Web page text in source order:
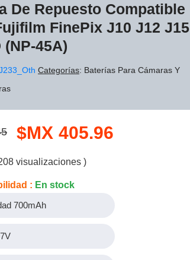
De Repuesto Compatible
FinePix J10 J12 J15
(NP-45A)
Categorías: Baterías Para Cámaras Y
$MX 405.96
visualizaciones )
: En stock
700mAh